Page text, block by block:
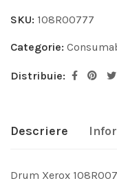
SKU: 108R00777
Categorie:
Distribuie:
Descriere
Drum Xerox